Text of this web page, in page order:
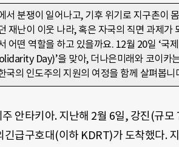
서 분쟁이 일어나고, 기후 위기로 지구촌이
재난이 이웃 나라, 혹은 자국의 직면 과제가
어떤 역할을 하고 있을까요. 12월 20일 ‘
Day)’을 맞아, 더나은미래와 코이카
국의 인도주의 지원의 여정을 함께 살펴봅니
안타키아. 지난해 2월 6일, 강진(규
긴급구호대(이하 KDRT)가 도착했다.